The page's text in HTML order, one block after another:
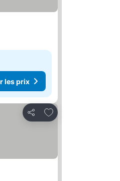
les prix
Partager
Ajouter à mes favoris